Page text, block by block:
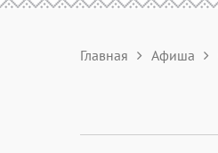
Главная Афиша